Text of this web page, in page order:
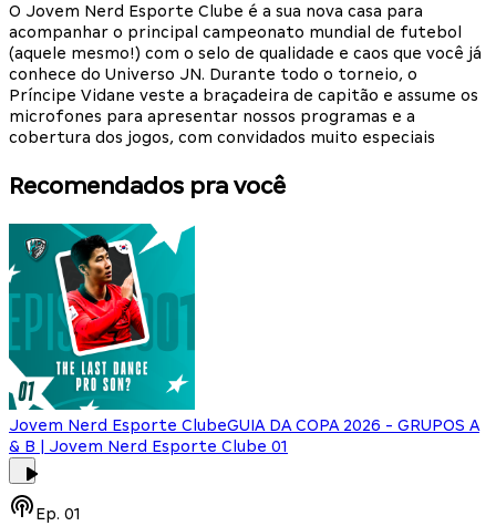
O Jovem Nerd Esporte Clube é a sua nova casa para
acompanhar o principal campeonato mundial de futebol
(aquele mesmo!) com o selo de qualidade e caos que você já
conhece do Universo JN. Durante todo o torneio, o
Príncipe Vidane veste a braçadeira de capitão e assume os
microfones para apresentar nossos programas e a
cobertura dos jogos, com convidados muito especiais
Recomendados pra você
Jovem Nerd Esporte ClubeGUIA DA COPA 2026 - GRUPOS A
& B | Jovem Nerd Esporte Clube 01
Ep. 01